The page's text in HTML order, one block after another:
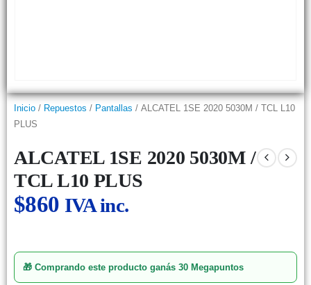
Inicio / Repuestos / Pantallas / ALCATEL 1SE 2020 5030M / TCL L10
PLUS
ALCATEL 1SE 2020 5030M /
TCL L10 PLUS
$860 IVA inc.
🎁 Comprando este producto ganás 30 Megapuntos